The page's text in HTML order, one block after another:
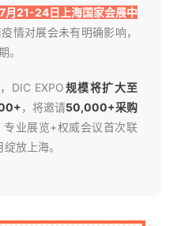
月21-24日上海国家会展中
情对展会未有明确影响，
。
DIC EXPO规模将扩大至
，将邀请50,000+采购
专业展览+权威会议首次联
放上海。